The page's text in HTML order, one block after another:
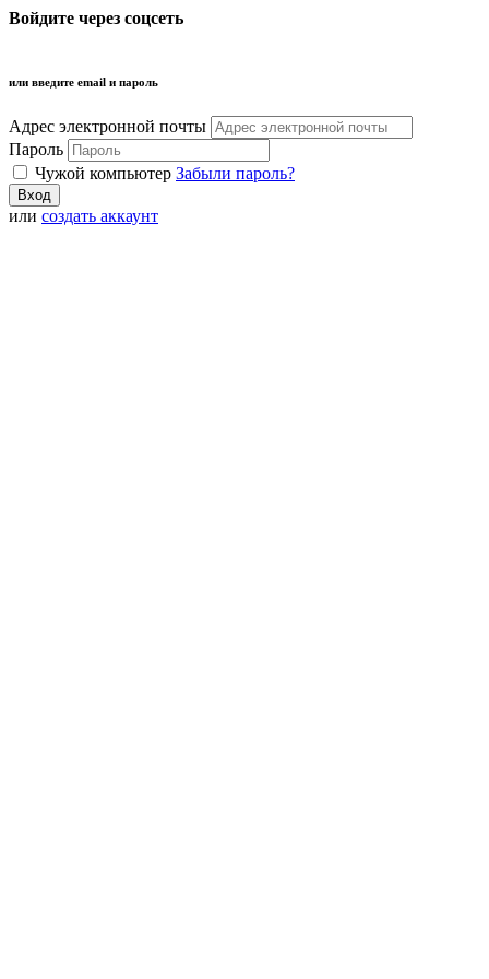
Войдите через соцсеть
или введите email и пароль
Адрес электронной почты
Пароль
Чужой компьютер Забыли пароль?
или создать аккаунт